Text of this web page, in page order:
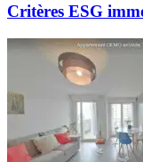
Critères ESG